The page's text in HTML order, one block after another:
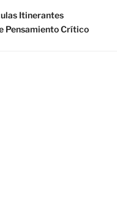
Itinerantes
Pensamiento Crítico